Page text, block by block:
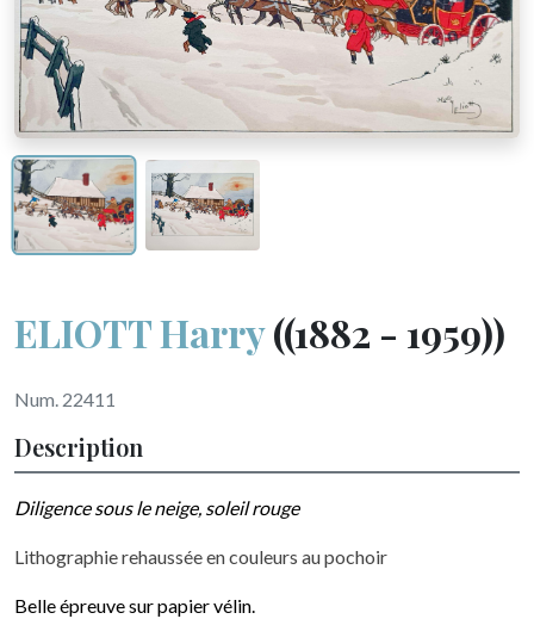
ELIOTT Harry((1882 - 1959))
Num. 22411
Description
Diligence sous le neige, soleil rouge
Lithographie rehaussée en couleurs au pochoir
Belle épreuve sur papier vélin.